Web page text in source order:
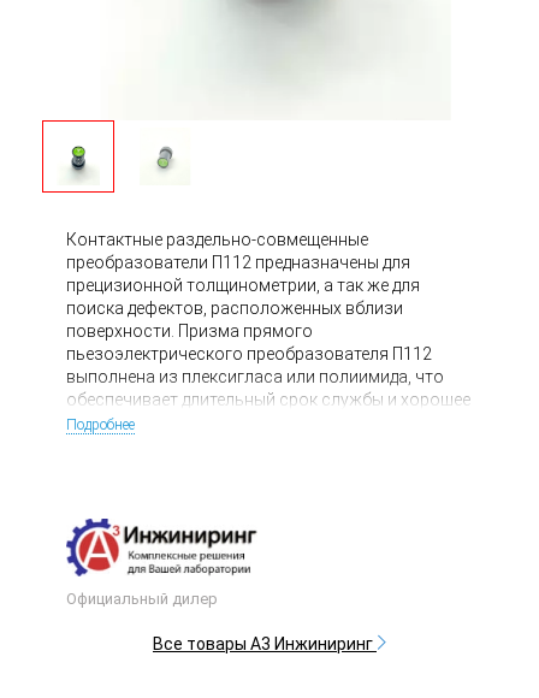
Контактные раздельно-совмещенные
преобразователи П112 предназначены для
прецизионной толщинометрии, а так же для
поиска дефектов, расположенных вблизи
поверхности. Призма прямого
пьезоэлектрического преобразователя П112
выполнена из плексигласа или полиимида, что
обеспечивает длительный срок службы и хорошее
акустическое согласование даже при работе по
Подробнее
Официальный дилер
Все товары А3 Инжиниринг